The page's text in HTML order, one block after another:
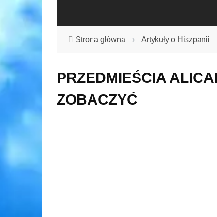
Strona główna › Artykuły o Hiszpanii
PRZEDMIEŚCIA
ZOBACZYĆ